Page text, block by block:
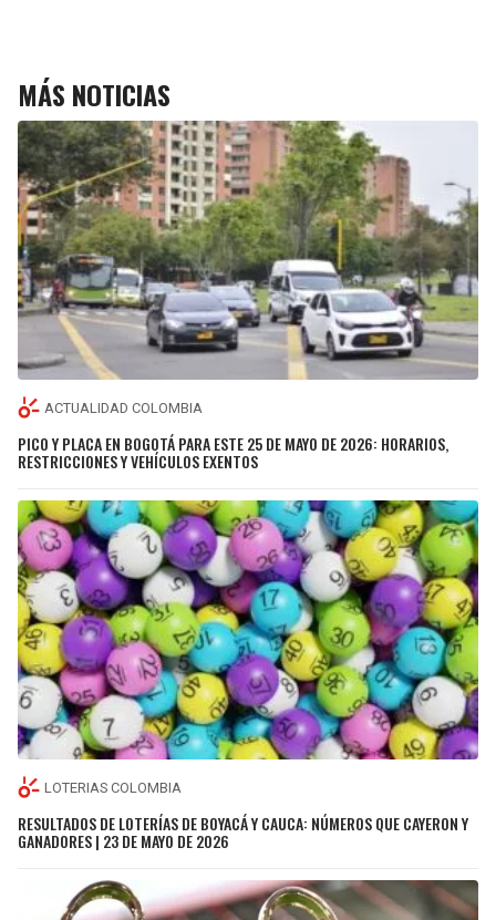
MÁS NOTICIAS
ACTUALIDAD COLOMBIA
PICO Y PLACA EN BOGOTÁ PARA ESTE 25 DE MAYO DE 2026: HORARIOS,
RESTRICCIONES Y VEHÍCULOS EXENTOS
LOTERIAS COLOMBIA
RESULTADOS DE LOTERÍAS DE BOYACÁ Y CAUCA: NÚMEROS QUE CAYERON Y
GANADORES | 23 DE MAYO DE 2026